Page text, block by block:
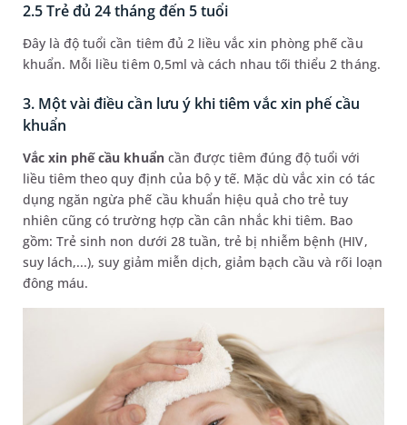
2.5 Trẻ đủ 24 tháng đến 5 tuổi
Đây là độ tuổi cần tiêm đủ 2 liều vắc xin phòng phế cầu
khuẩn. Mỗi liều tiêm 0,5ml và cách nhau tối thiểu 2 tháng.
3. Một vài điều cần lưu ý khi tiêm vắc xin phế cầu
khuẩn
Vắc xin phế cầu khuẩncần được tiêm đúng độ tuổi với
liều tiêm theo quy định của bộ y tế. Mặc dù vắc xin có tác
dụng ngăn ngừa phế cầu khuẩn hiệu quả cho trẻ tuy
nhiên cũng có trường hợp cần cân nhắc khi tiêm. Bao
gồm: Trẻ sinh non dưới 28 tuần, trẻ bị nhiễm bệnh (HIV,
suy lách,...), suy giảm miễn dịch, giảm bạch cầu và rối loạn
đông máu.